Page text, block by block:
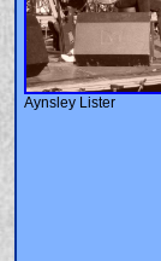
Aynsley Lister